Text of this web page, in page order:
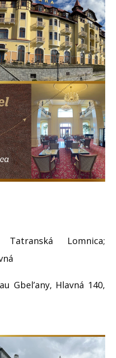
Lomnica;
Gbel’any, Hlavná 140,